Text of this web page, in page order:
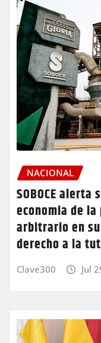
NACIONAL
SOBOCE
economia de
arbitrario en
derecho a la
Clave300 Jul